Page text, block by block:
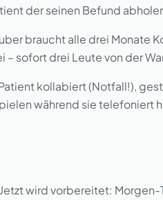
der seinen Befund
braucht alle drei Monate
sofort drei Leute von der
kollabiert (Notfall!),
während sie telefoniert
wird vorbereitet: Morgen-